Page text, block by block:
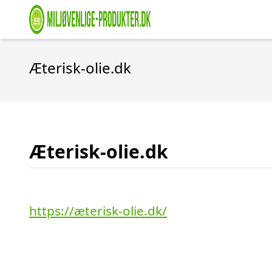
Æterisk-olie.dk
Æterisk-olie.dk
https://æterisk-olie.dk/